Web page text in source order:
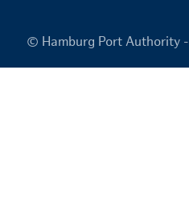
© Hamburg Port Authority